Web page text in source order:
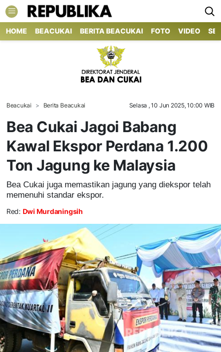
HOME BEACUKAI BERITA BEACUKAI FOTO VIDEO
Beacukai Berita Beacukai Selasa , 10 Jun 2025, 10:00 WIB
Bea Cukai Jagoi Babang
Kawal Ekspor Perdana 1.200
Ton Jagung ke Malaysia
Bea Cukai juga memastikan jagung yang diekspor telah
memenuhi standar ekspor.
Red: Dwi Murdaningsih